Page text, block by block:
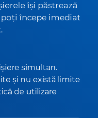
își păstrează
începe imediat
simultan.
și nu există limite
de utilizare